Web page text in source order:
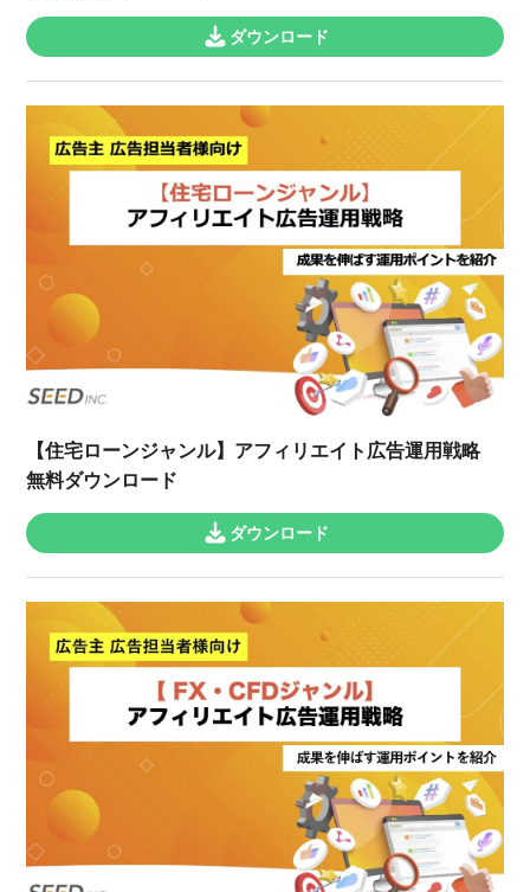
ダウンロード
【住宅ローンジャンル】アフィリエイト広告運用戦略
無料ダウンロード
ダウンロード